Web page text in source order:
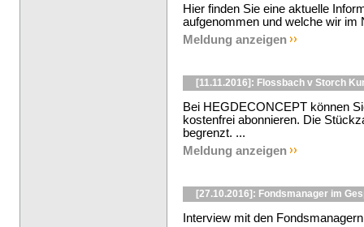
Hier finden Sie eine aktuelle
aufgenommen und welche wir im
Meldung anzeigen
[11.11.2016]: Flossbach v Storch
Bei HEGDECONCEPT können
kostenfrei abonnieren. Die
begrenzt. ...
Meldung anzeigen
[27.10.2016]: Fondsmanager im
Interview mit den